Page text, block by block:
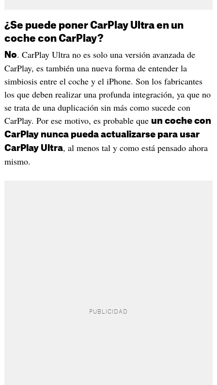
¿Se puede poner CarPlay Ultra en un
coche con CarPlay?
No. CarPlay Ultra no es solo una versión avanzada de
CarPlay, es también una nueva forma de entender la
simbiosis entre el coche y el iPhone. Son los fabricantes
los que deben realizar una profunda integración, ya que no
se trata de una duplicación sin más como sucede con
CarPlay. Por ese motivo, es probable que un coche con
CarPlay nunca pueda actualizarse para usar
CarPlay Ultra, al menos tal y como está pensado ahora
mismo.